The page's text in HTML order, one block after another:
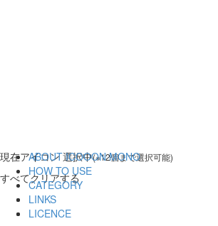
現在アイコン 選択中(※12個まで選択可能)
すべてクリアする
ABOUT ICOOON MONO
HOW TO USE
CATEGORY
LINKS
LICENCE